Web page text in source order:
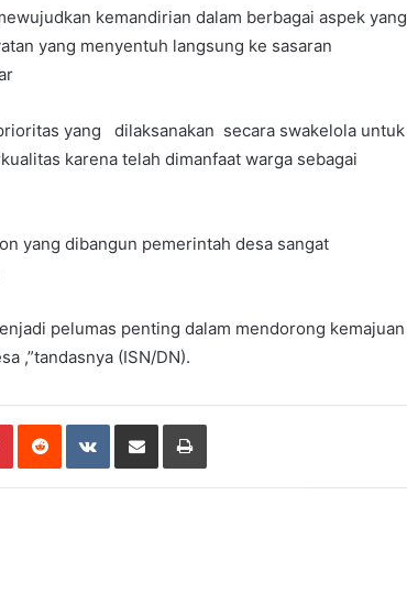
kemandirian dalam berbagai aspek yang
yang menyentuh langsung ke sasaran
yang dilaksanakan secara swakelola untuk
karena telah dimanfaat warga sebagai
yang dibangun pemerintah desa sangat
pelumas penting dalam mendorong kemajuan
,”tandasnya (ISN/DN).
Pinterest Reddit VKontakte